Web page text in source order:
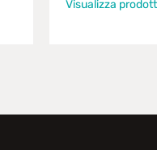
Visualizza